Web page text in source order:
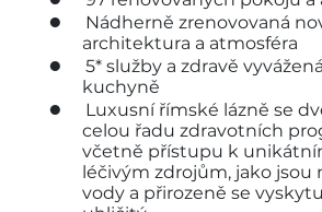
Nádherně zrenovovaná
architektura a atmosféra
5* služby a zdravě
kuchyně
Luxusní římské lázně se
celou řadu zdravotních
včetně přístupu k
léčivým zdrojům, jako jsou
vody a přirozeně se